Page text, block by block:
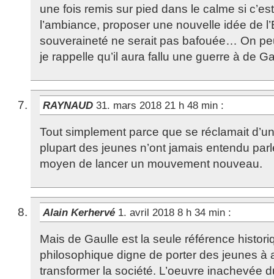
une fois remis sur pied dans le calme si
l’ambiance, proposer une nouvelle idée de
souveraineté ne serait pas bafouée… On
je rappelle qu’il aura fallu une guerre à de
RAYNAUD 31. mars 2018 21 h 48 min :
Tout simplement parce que se réclamait
plupart des jeunes n’ont jamais entendu
moyen de lancer un mouvement nouveau.
Alain Kerhervé 1. avril 2018 8 h 34 min :
Mais de Gaulle est la seule référence
philosophique digne de porter des jeunes à
transformer la société. L’oeuvre inachevée